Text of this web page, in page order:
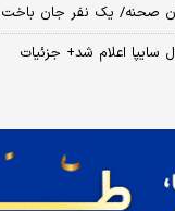
صحنه/ یک نفر جان باخت
اعلام شد+ جزئیات